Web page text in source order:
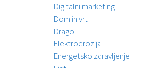
Digitalni marketing
Dom in vrt
Drago
Elektroerozija
Energetsko zdravljenje